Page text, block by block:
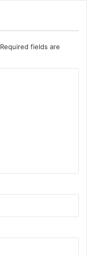
Required fields are